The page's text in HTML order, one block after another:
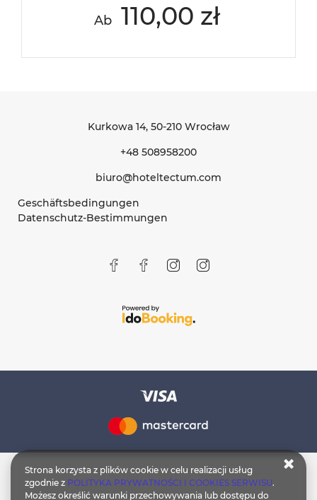
Ab 110,00 zł
Kurkowa 14, 50-210 Wrocław
+48 508958200
biuro@hoteltectum.com
Geschäftsbedingungen
Datenschutz-Bestimmungen
Strona korzysta z plików cookie w celu realizacji usług
zgodnie z POLITYKA PRYWATNOŚCI I COOKIES SERWISU.
Możesz określić warunki przechowywania lub dostępu do